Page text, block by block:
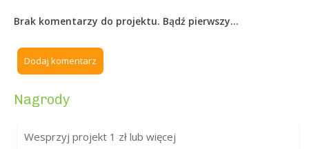
Brak komentarzy do projektu. Bądź pierwszy...
Dodaj komentarz
Nagrody
Wesprzyj projekt 1 zł lub więcej